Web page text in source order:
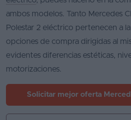
ambos modelos. Tanto Mercedes
Polestar 2 eléctrico pertenecen a
opciones de compra dirigidas al
evidentes diferencias estéticas,
motorizaciones.
Solicitar mejor oferta